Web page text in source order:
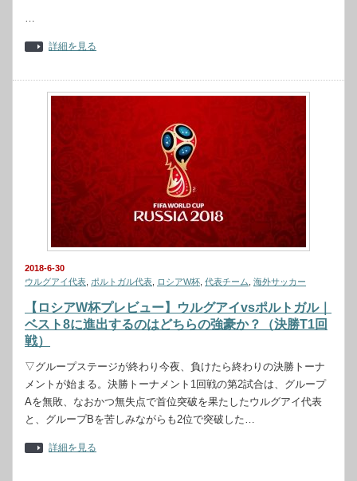
…
詳細を見る
2018-6-30
ウルグアイ代表 ポルトガル代表 ロシアW杯 代表チーム 海外サッカー
【ロシアW杯プレビュー】ウルグアイvsポルトガル｜
ベスト8に進出するのはどちらの強豪か？（決勝T1回
戦）
▽グループステージが終わり今夜、負けたら終わりの決勝トーナ
メントが始まる。決勝トーナメント1回戦の第2試合は、グループ
Aを無敗、なおかつ無失点で首位突破を果たしたウルグアイ代表
と、グループBを苦しみながらも2位で突破した…
詳細を見る